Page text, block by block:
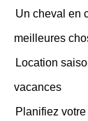
Un cheval en
meilleures
Location
vacances
Planifiez